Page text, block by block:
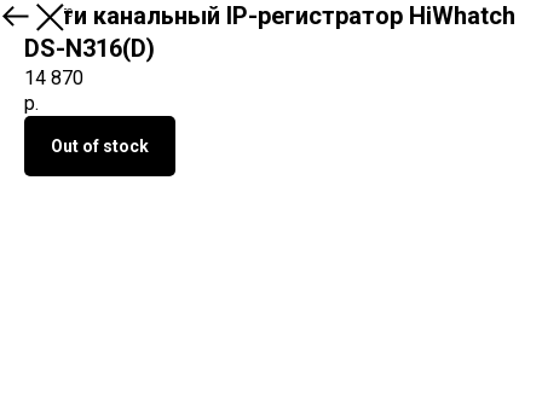
О продукте
16-ти канальный IP-регистратор HiWhatch
DS-N316(D)
14 870
р.
Out of stock